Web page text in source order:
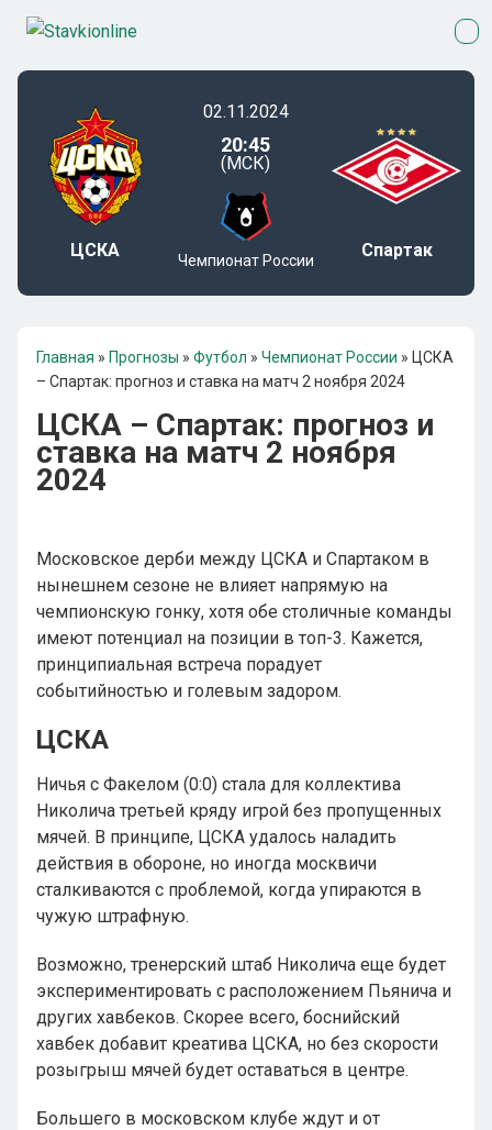
ЦСКА
02.11.2024
20:45
(МСК)
Чемпионат России Спартак
Главная » Прогнозы » Футбол » Чемпионат России » ЦСКА
– Спартак: прогноз и ставка на матч 2 ноября 2024
ЦСКА – Спартак: прогноз и
ставка на матч 2 ноября
2024
Московское дерби между ЦСКА и Спартаком в
нынешнем сезоне не влияет напрямую на
чемпионскую гонку, хотя обе столичные команды
имеют потенциал на позиции в топ-3. Кажется,
принципиальная встреча порадует
событийностью и голевым задором.
ЦСКА
Ничья с Факелом (0:0) стала для коллектива
Николича третьей кряду игрой без пропущенных
мячей. В принципе, ЦСКА удалось наладить
действия в обороне, но иногда москвичи
сталкиваются с проблемой, когда упираются в
чужую штрафную.
Возможно, тренерский штаб Николича еще будет
экспериментировать с расположением Пьянича и
других хавбеков. Скорее всего, боснийский
хавбек добавит креатива ЦСКА, но без скорости
розыгрыш мячей будет оставаться в центре.
Большего в московском клубе ждут и от